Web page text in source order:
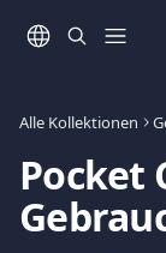
Alle Kollektionen
Pocket